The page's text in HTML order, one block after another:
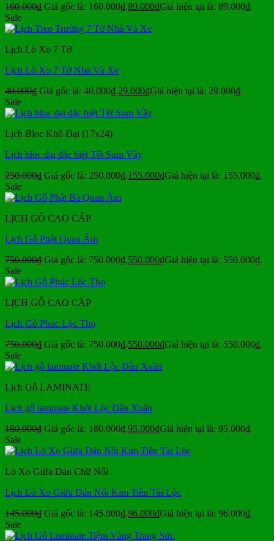
160.000₫ Giá gốc là: 160.000₫.89.000₫Giá hiện tại là: 89.000₫.
Sale
Lịch Lò Xo 7 Tờ
Lịch Lò Xo 7 Tờ Nhà Và Xe
40.000₫ Giá gốc là: 40.000₫.29.000₫Giá hiện tại là: 29.000₫.
Sale
Lịch Bloc Khổ Đại (17x24)
Lịch bloc đại đặc biệt Tết Sum Vầy
250.000₫ Giá gốc là: 250.000₫.155.000₫Giá hiện tại là: 155.000₫.
Sale
LỊCH GỖ CAO CẤP
Lịch Gỗ Phật Quan Âm
750.000₫ Giá gốc là: 750.000₫.550.000₫Giá hiện tại là: 550.000₫.
Sale
LỊCH GỖ CAO CẤP
Lịch Gỗ Phúc Lộc Thọ
750.000₫ Giá gốc là: 750.000₫.550.000₫Giá hiện tại là: 550.000₫.
Sale
Lịch Gỗ LAMINATE
Lịch gỗ laminate Khởi Lộc Đầu Xuân
180.000₫ Giá gốc là: 180.000₫.95.000₫Giá hiện tại là: 95.000₫.
Sale
Lò Xo Giữa Dán Chữ Nổi
Lịch Lò Xo Giữa Dán Nổi Kim Tiền Tài Lộc
145.000₫ Giá gốc là: 145.000₫.96.000₫Giá hiện tại là: 96.000₫.
Sale